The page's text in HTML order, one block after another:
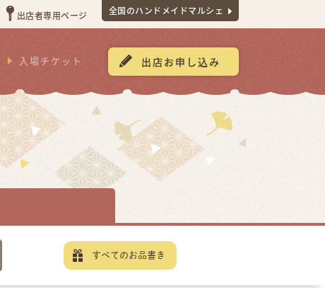
出店者専用ページ 全国のハンドメイドマルシェ
入場チケット 出店お申し込み
すべてのお品書き